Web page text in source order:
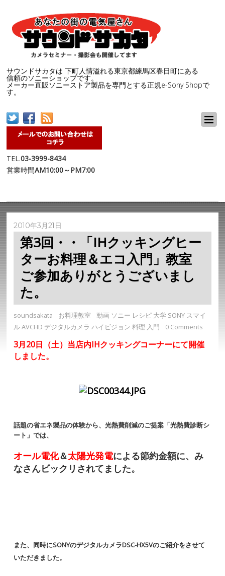
サウンドサカタは 下町人情溢れる東京都練馬区春日町にある
信頼のソニーショップです。
メーカー直販ソニーストア製品を専門とする正規e-Sony Shopで
す。
TEL.03-3999-8434
営業時間AM10:00～PM7:00
2010年3月21日
第3回・・「IHクッキングヒー
ターお料理＆エコ入門」教室
ご参加ありがとうございまし
た。
soundsakata お料理教室
動画 ソニー レシピ 大学 SONY スマイ
ル AVCHD デジタルカメラ ハイビジョン 料理 入門
0 Comments
3月20日（土）当店内IHクッキングコーナーにて開催
しました。
話題の省エネ製品の体験から、光熱費削減のご提案「光熱費診断シ
ート」では、
オール電化＆太陽光発電による節約金額に、み
なさんビックリされてました。
また、同時にSONYのデジタルカメラDSC-HX5Vのご紹介をさせて
いただきました。